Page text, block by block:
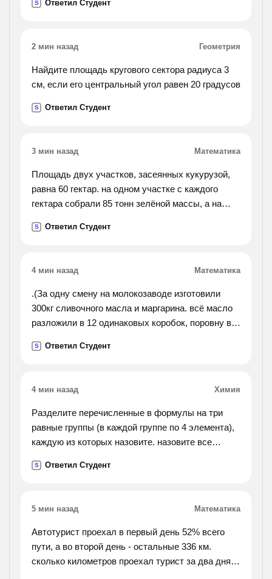
S Ответил Студент
2 мин назад Геометрия
Найдите площадь кругового сектора радиуса 3
см, если его центральный угол равен 20 градусов
S Ответил Студент
3 мин назад Математика
Площадь двух участков, засеянных кукурузой,
равна 60 гектар. на одном участке с каждого
гектара собрали 85 тонн зелёной массы, а на
1500 тонн больше, чем со второго. найдите
S Ответил Студент
4 мин назад Математика
.(За одну смену на молокозаводе изготовили
300кг сливочного масла и маргарина. всё масло
разложили в 12 одинаковых коробок, поровну в
таких коробок. сколько килограммов масла и
S Ответил Студент
4 мин назад Химия
Разделите перечисленные в формулы на три
равные группы (в каждой группе по 4 элемента),
каждую из которых назовите. назовите все
n2o5, al(no3)3, mg3n2, na3n, hno3, kno2.
S Ответил Студент
5 мин назад Математика
Автотурист проехал в первый день 52% всего
пути, а во второй день - остальные 336 км.
сколько километров проехал турист за два дня?